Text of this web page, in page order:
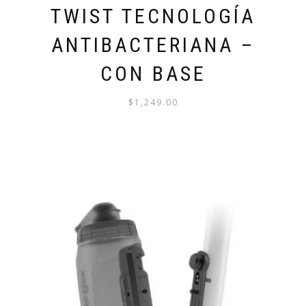
TWIST TECNOLOGÍA
ANTIBACTERIANA –
CON BASE
$ 1,249.00
PUEDEN
ELEGIR